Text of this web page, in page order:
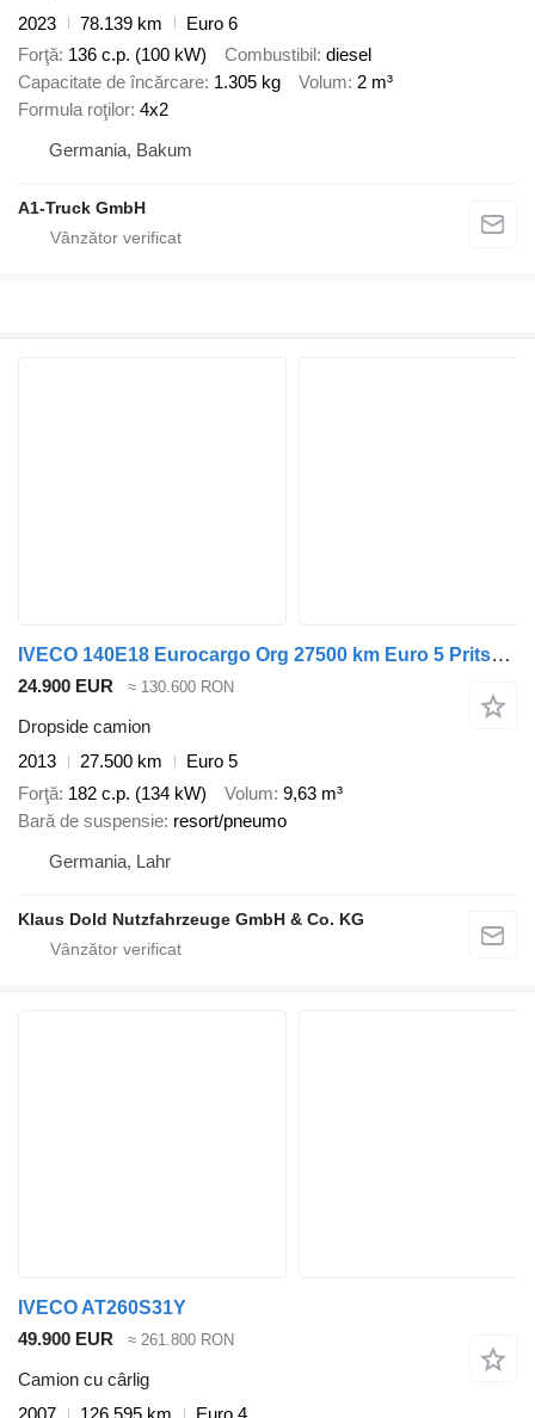
2023
78.139 km
Euro 6
Forţă 136 c.p. (100 kW) Combustibil diesel
Capacitate de încărcare 1.305 kg Volum 2 m³
Formula roţilor 4x2
Germania, Bakum
A1-Truck GmbH
IVECO 140E18 Eurocargo Org 27500 km Euro 5 Pritsche
24.900 EUR ≈ 130.600 RON
Dropside camion
2013
27.500 km
Euro 5
Forţă 182 c.p. (134 kW) Volum 9,63 m³
Bară de suspensie resort/pneumo
Germania, Lahr
Klaus Dold Nutzfahrzeuge GmbH & Co. KG
IVECO AT260S31Y
49.900 EUR
≈ 261.800 RON
Camion cu cârlig